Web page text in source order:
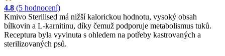
4.8 (5 hodnocení)
Kmivo Sterilised má nižší kalorickou hodnotu, vysoký obsah
bílkovin a L-karnitinu, díky čemuž podporuje metabolismus tuků.
Receptura byla vyvinuta s ohledem na potřeby kastrovaných a
sterilizovaných psů.